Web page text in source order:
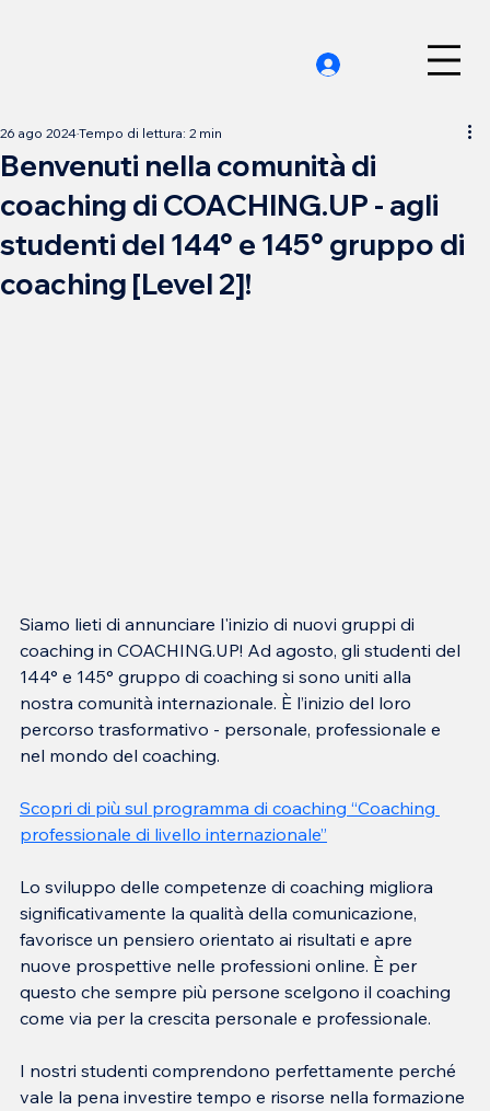
Benvenuti nella comunità di
coaching di COACHING.UP - agli
studenti del 144° e 145° gruppo di
coaching [Level 2]!
26 ago 2024Tempo di lettura: 2 min
Siamo lieti di annunciare l'inizio di nuovi gruppi di
coaching in COACHING.UP! Ad agosto, gli studenti del
144° e 145° gruppo di coaching si sono uniti alla
nostra comunità internazionale. È l’inizio del loro
percorso trasformativo - personale, professionale e
nel mondo del coaching.
Scopri di più sul programma di coaching “Coaching
professionale di livello internazionale”
Lo sviluppo delle competenze di coaching migliora
significativamente la qualità della comunicazione,
favorisce un pensiero orientato ai risultati e apre
nuove prospettive nelle professioni online. È per
questo che sempre più persone scelgono il coaching
come via per la crescita personale e professionale.
I nostri studenti comprendono perfettamente perché
vale la pena investire tempo e risorse nella formazione